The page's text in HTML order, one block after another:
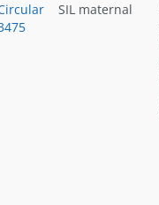
SIL maternal